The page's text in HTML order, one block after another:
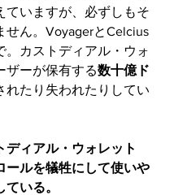
ていますが、必ずしもそ
せん。VoyagerとCelcius
。カストディアル・ウォ
ザーが保有する数十億ド
れたり失われたりしてい
ディアル・ウォレット
ールを犠牲にして使いや
いる。